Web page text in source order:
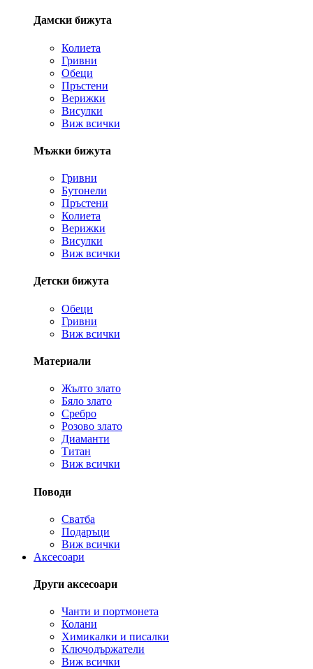
Дамски бижута
Колиета
Гривни
Обеци
Пръстени
Верижки
Висулки
Виж всички
Мъжки бижута
Гривни
Бутонели
Пръстени
Колиета
Верижки
Висулки
Виж всички
Детски бижута
Обеци
Гривни
Виж всички
Материали
Жълто злато
Бяло злато
Сребро
Розово злато
Диаманти
Титан
Виж всички
Поводи
Сватба
Подаръци
Виж всички
Аксесоари
Други аксесоари
Чанти и портмонета
Колани
Химикалки и писалки
Ключодържатели
Виж всички